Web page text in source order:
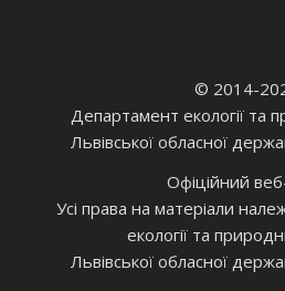
© 2014-
Департамент екології та
Львівської обласної
Офіційний
Усі права на матеріали
екології та
Львівської обласної